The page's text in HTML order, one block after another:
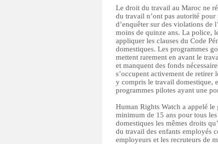
Le droit du travail au Maroc ne
du travail n’ont pas autorité
d’enquêter sur des violations de
moins de quinze ans. La police,
appliquer les clauses du Code
domestiques. Les programmes
mettent rarement en avant le
et manquent des fonds
s’occupent activement de retirer
y compris le travail domestique,
programmes pilotes ayant une
Human Rights Watch a appelé
minimum de 15 ans pour tous
domestiques les mêmes droits
du travail des enfants employés
employeurs et les recruteurs de